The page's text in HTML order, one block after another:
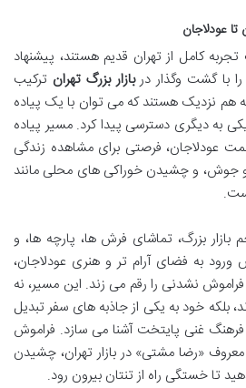
تا عودلاجان
کامل از تهران قدیم هستند، پیشنهاد
را با گشت وگذار دربازار بزرگ تهران ترکیب
هم نزدیک هستند که می توان با یک پیاده
به دیگری دسترسی پیدا کرد. مسیر پیاده
عودلاجان، فرصتی برای مشاهده زندگی
جوش، و چشیدن خوراکی های محلی مانند
بازار بزرگ، تماشای فرش ها، پارچه ها، و
به فضای آرام تر و هنری عودلاجان،
نشدنی را رقم می زند. این مسیر، نه
بلکه خود به یکی از جاذبه های سفر تبدیل
غنی پایتخت آشنا می سازد. فراموش
«رضا مشتی» در بازار تهران، چشیدن
تا خستگی راه از تنتان بیرون رود.